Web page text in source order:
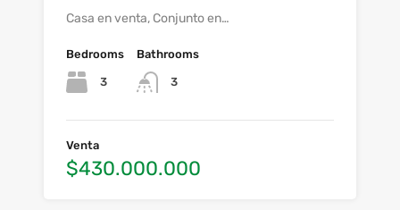
Casa en venta, Conjunto en…
Bedrooms
3
Bathrooms
3
Venta
$430.000.000